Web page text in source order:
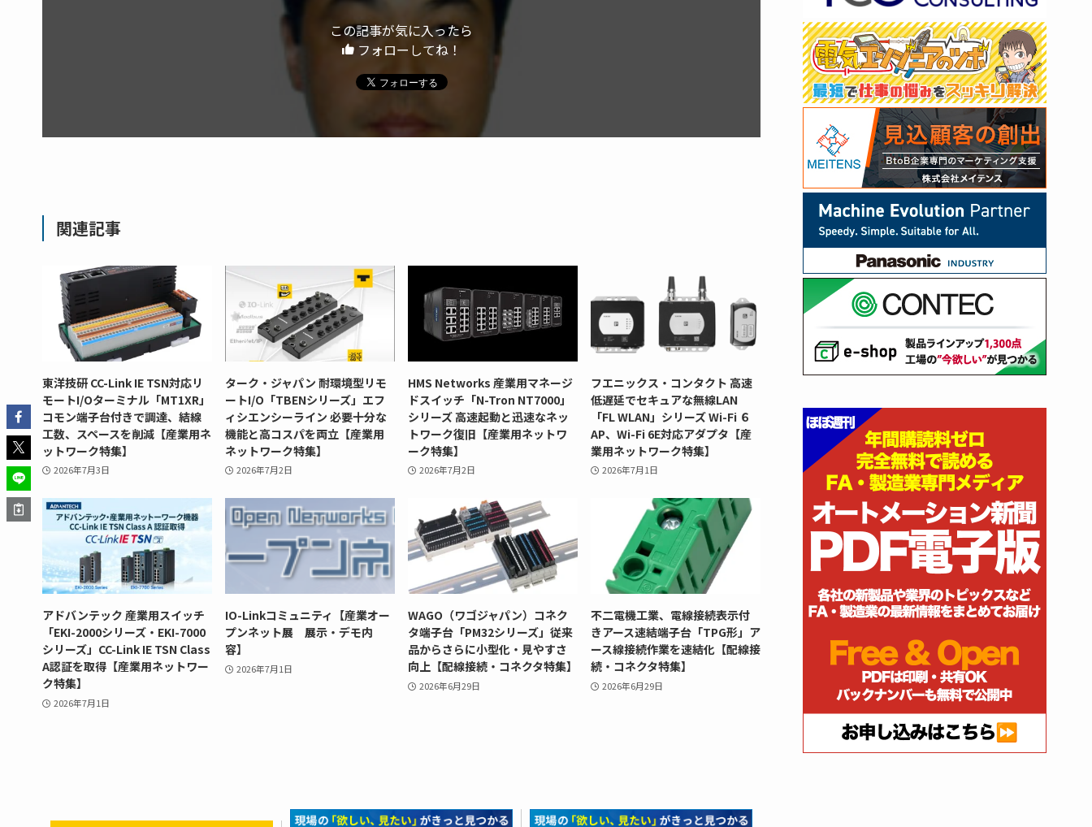
この記事が気に入ったら
フォローしてね！
関連記事
東洋技研 CC-Link IE TSN対応リ
モートI/Oターミナル「MT1XR」
コモン端子台付きで調達、結線
工数、スペースを削減【産業用ネ
ットワーク特集】
2026年7月3日
ターク・ジャパン 耐環境型リモ
ートI/O「TBENシリーズ」エフ
ィシエンシーライン 必要十分な
機能と高コスパを両立【産業用
ネットワーク特集】
2026年7月2日
HMS Networks 産業用マネージ
ドスイッチ「N-Tron NT7000」
シリーズ 高速起動と迅速なネッ
トワーク復旧【産業用ネットワ
ーク特集】
2026年7月2日
フエニックス・コンタクト 高速
低遅延でセキュアな無線LAN
「FL WLAN」シリーズ Wi-Fi ６
AP、Wi-Fi 6E対応アダプタ【産
業用ネットワーク特集】
2026年7月1日
アドバンテック 産業用スイッチ
「EKI-2000シリーズ・EKI-7000
シリーズ」CC-Link IE TSN Class
A認証を取得【産業用ネットワー
ク特集】
2026年7月1日
IO-Linkコミュニティ【産業オー
プンネット展 展示・デモ内
容】
2026年7月1日
WAGO（ワゴジャパン）コネク
タ端子台「PM32シリーズ」従来
品からさらに小型化・見やすさ
向上【配線接続・コネクタ特集】
2026年6月29日
不二電機工業、電線接続表示付
きアース速結端子台「TPG形」ア
ース線接続作業を速結化【配線接
続・コネクタ特集】
2026年6月29日